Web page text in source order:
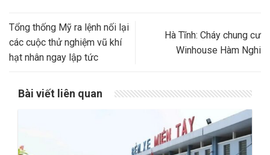
Tổng thống Mỹ ra lệnh nối lại
các cuộc thử nghiệm vũ khí
hạt nhân ngay lập tức
Hà Tĩnh: Cháy chung cư
Winhouse Hàm Nghi
Bài viết liên quan